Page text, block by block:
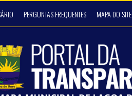
PERGUNTAS FREQUENTES MAPA DO SITE